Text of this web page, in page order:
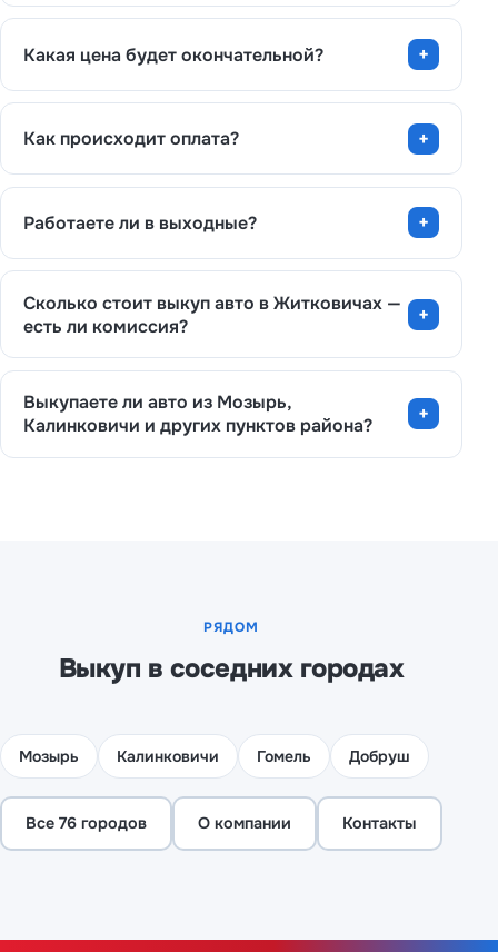
Какая цена будет окончательной?
Как происходит оплата?
Работаете ли в выходные?
Сколько стоит выкуп авто в Житковичах —
есть ли комиссия?
Выкупаете ли авто из Мозырь,
Калинковичи и других пунктов района?
РЯДОМ
Выкуп в соседних городах
Мозырь Калинковичи Гомель Добруш
Все 76 городов О компании Контакты